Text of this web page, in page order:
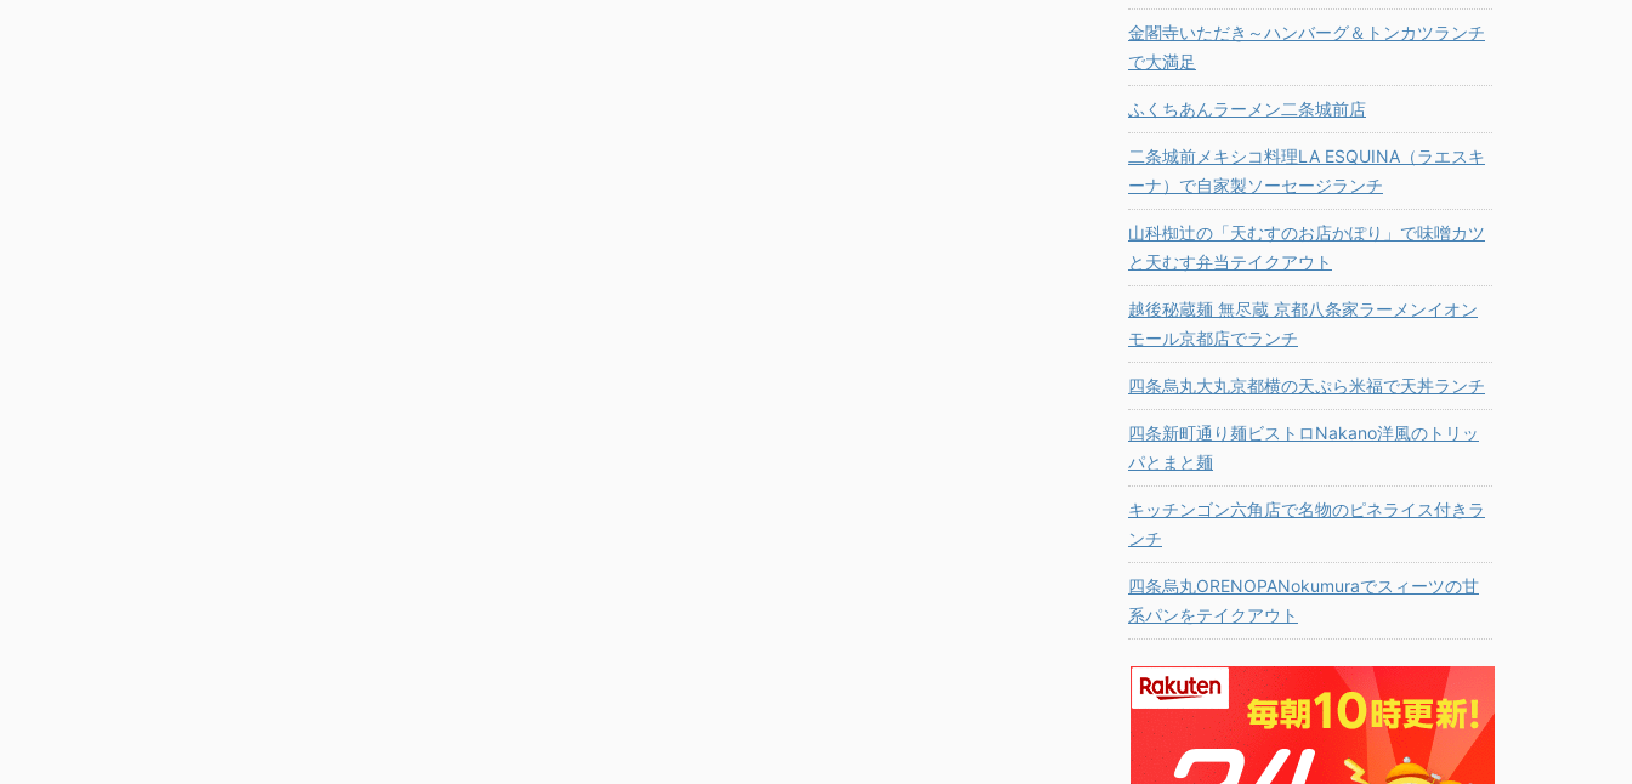
金閣寺いただき～ハンバーグ＆トンカツランチ
で大満足
ふくちあんラーメン二条城前店
二条城前メキシコ料理LA ESQUINA（ラエスキ
ーナ）で自家製ソーセージランチ
山科椥辻の「天むすのお店かぽり」で味噌カツ
と天むす弁当テイクアウト
越後秘蔵麺 無尽蔵 京都八条家ラーメンイオン
モール京都店でランチ
四条烏丸大丸京都横の天ぷら米福で天丼ランチ
四条新町通り麺ビストロNakano洋風のトリッ
パとまと麺
キッチンゴン六角店で名物のピネライス付きラ
ンチ
四条烏丸ORENOPANokumuraでスィーツの甘
系パンをテイクアウト